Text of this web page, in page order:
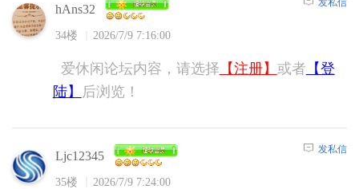
hAns32
34楼 2026/7/9 7:16:00
发私信
爱休闲论坛内容，请选择 【注册】 或者 【登
陆】
后浏览！
Ljc12345
35楼 2026/7/9 7:24:00
发私信